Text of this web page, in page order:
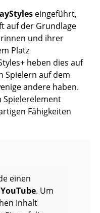
eingeführt,
auf der Grundlage
und ihrer
Platz
heben dies auf
Spielern auf dem
andere haben.
Spielerelement
Fähigkeiten
einen
YouTube. Um
Inhalt